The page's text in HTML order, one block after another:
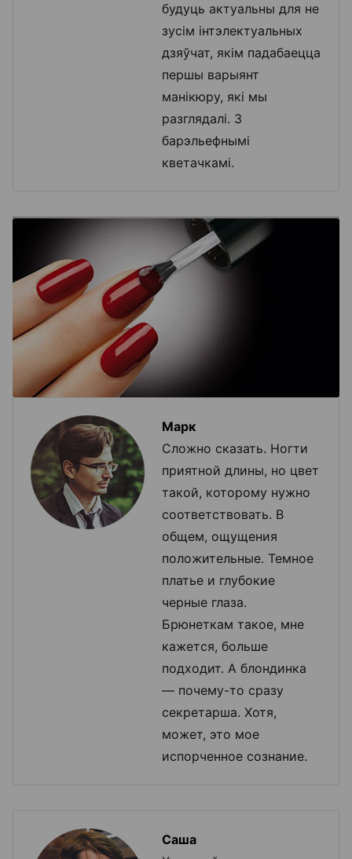
будуць актуальны для не
зусім інтэлектуальных
дзяўчат, якім падабаецца
першы варыянт
манікюру, які мы
разглядалі. З
барэльефнымі
кветачкамі.
Марк
Сложно сказать. Ногти
приятной длины, но цвет
такой, которому нужно
соответствовать. В
общем, ощущения
положительные. Темное
платье и глубокие
черные глаза.
Брюнеткам такое, мне
кажется, больше
подходит. А блондинка
— почему-то сразу
секретарша. Хотя,
может, это мое
испорченное сознание.
Саша